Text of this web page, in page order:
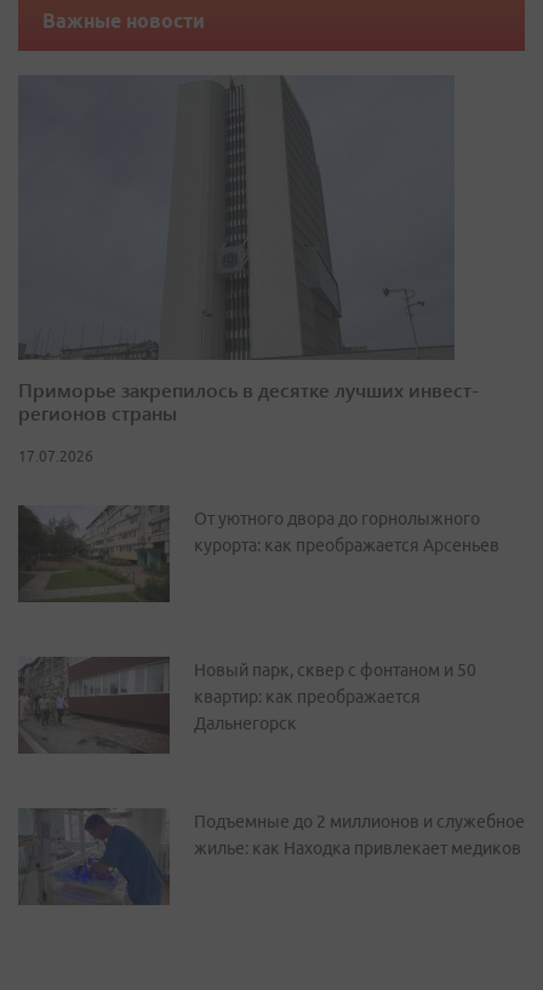
Важные новости
Приморье закрепилось в десятке лучших инвест-
регионов страны
17.07.2026
От уютного двора до горнолыжного
курорта: как преображается Арсеньев
Новый парк, сквер с фонтаном и 50
квартир: как преображается
Дальнегорск
Подъемные до 2 миллионов и служебное
жилье: как Находка привлекает медиков